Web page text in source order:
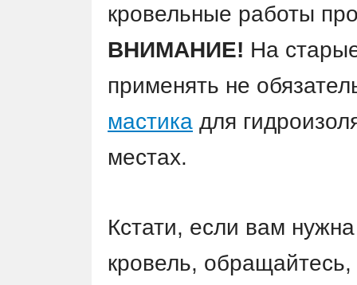
кровельные работы
ВНИМАНИЕ! На
применять не
мастика для
местах.
Кстати, если вам
кровель,